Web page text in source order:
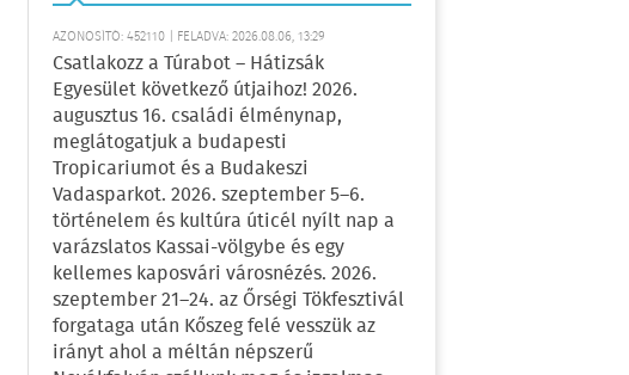
AZONOSÍTÓ: 452110 | FELADVA: 2026.08.06, 13:29
Csatlakozz a Túrabot – Hátizsák
Egyesület következő útjaihoz! 2026.
augusztus 16. családi élménynap,
meglátogatjuk a budapesti
Tropicariumot és a Budakeszi
Vadasparkot. 2026. szeptember 5–6.
történelem és kultúra úticél nyílt nap a
varázslatos Kassai-völgybe és egy
kellemes kaposvári városnézés. 2026.
szeptember 21–24. az Őrségi Tökfesztivál
forgataga után Kőszeg felé vesszük az
irányt ahol a méltán népszerű